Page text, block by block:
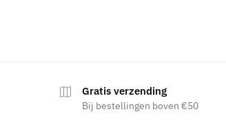
Gratis verzending
Bij bestellingen boven €50